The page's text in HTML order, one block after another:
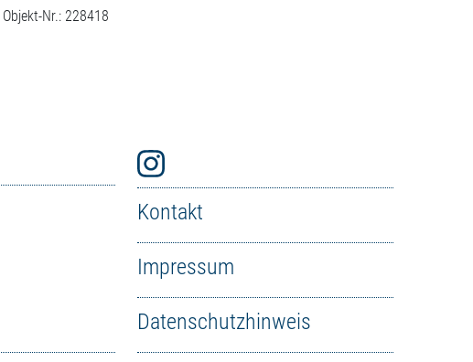
Objekt-Nr.: 228418
Kontakt
Impressum
Datenschutzhinweis